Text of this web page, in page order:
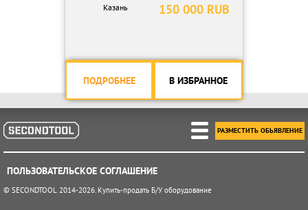
150 000 RUB
Казань
ПОДРОБНЕЕ В ИЗБРАННОЕ
ПОЛЬЗОВАТЕЛЬСКОЕ СОГЛАШЕНИЕ
РАЗМЕСТИТЬ ОБЬЯВЛЕНИЕ
© SECONDTOOL 2014-2026. Купить-продать Б/У оборудование